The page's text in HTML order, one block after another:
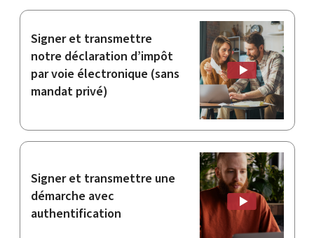
Signer et transmettre
notre déclaration d’impôt
par voie électronique (sans
mandat privé)
Signer et transmettre une
démarche avec
authentification